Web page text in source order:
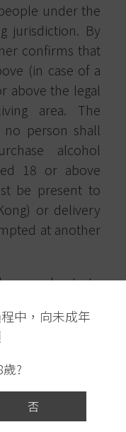
中，向未成年
?
否
under the
jurisdiction. By
confirms that
(in case of a
above the legal
area. The
no person shall
alcohol
18 or above
be present to
or delivery
at another
merchants to
up to date,
or
accuracy,
same. Prices
prior notice
Company’s